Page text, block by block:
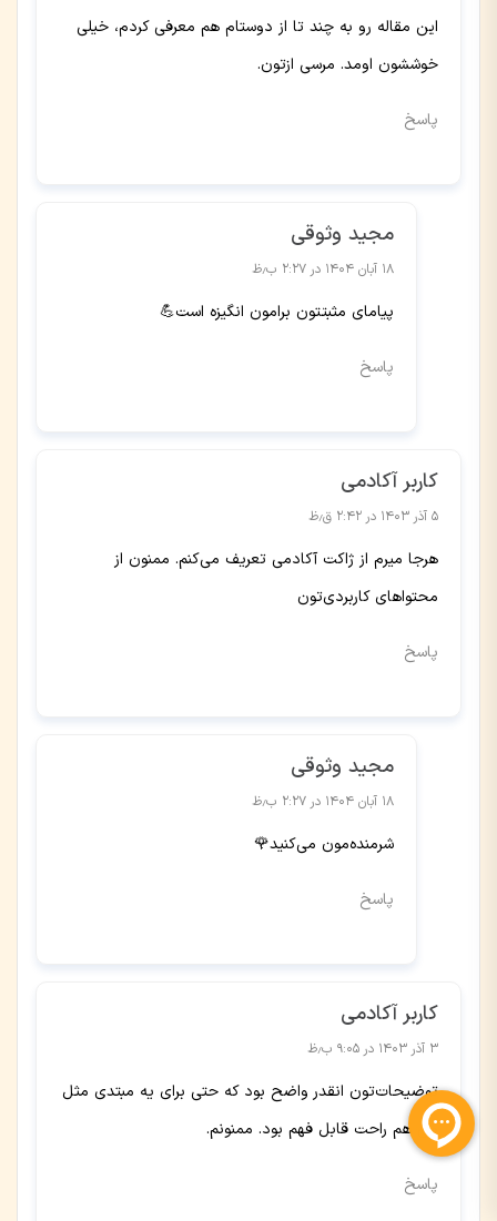
این مقاله رو به چند تا از دوستام هم معرفی کردم، خیلی
خوششون اومد. مرسی ازتون.
پاسخ
مجید وثوقی
۱۸ آبان ۱۴۰۴ در ۲:۲۷ ب٫ظ
پیامای مثبتتون برامون انگیزه است💪
پاسخ
کاربر آکادمی
۵ آذر ۱۴۰۳ در ۲:۴۲ ق٫ظ
هرجا میرم از ژاکت آکادمی تعریف می‌کنم. ممنون از
محتواهای کاربردی‌تون
پاسخ
مجید وثوقی
۱۸ آبان ۱۴۰۴ در ۲:۲۷ ب٫ظ
شرمنده‌مون می‌کنید🌹
پاسخ
کاربر آکادمی
۳ آذر ۱۴۰۳ در ۹:۰۵ ب٫ظ
توضیحات‌تون انقدر واضح بود که حتی برای یه مبتدی مثل
من هم راحت قابل فهم بود. ممنونم.
پاسخ